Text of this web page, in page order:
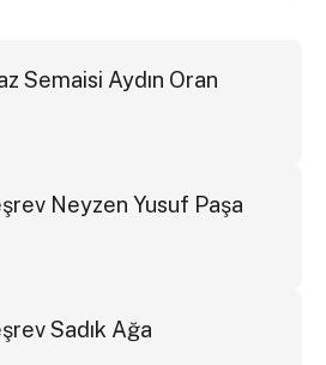
Semaisi Aydın Oran
Neyzen Yusuf Paşa
Sadık Ağa